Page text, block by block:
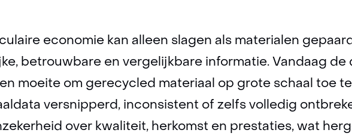
economie kan alleen slagen als materialen
betrouwbare en vergelijkbare informatie. Vandaag de
moeite om gerecycled materiaal op grote schaal toe
versnipperd, inconsistent of zelfs volledig
over kwaliteit, herkomst en prestaties, wat